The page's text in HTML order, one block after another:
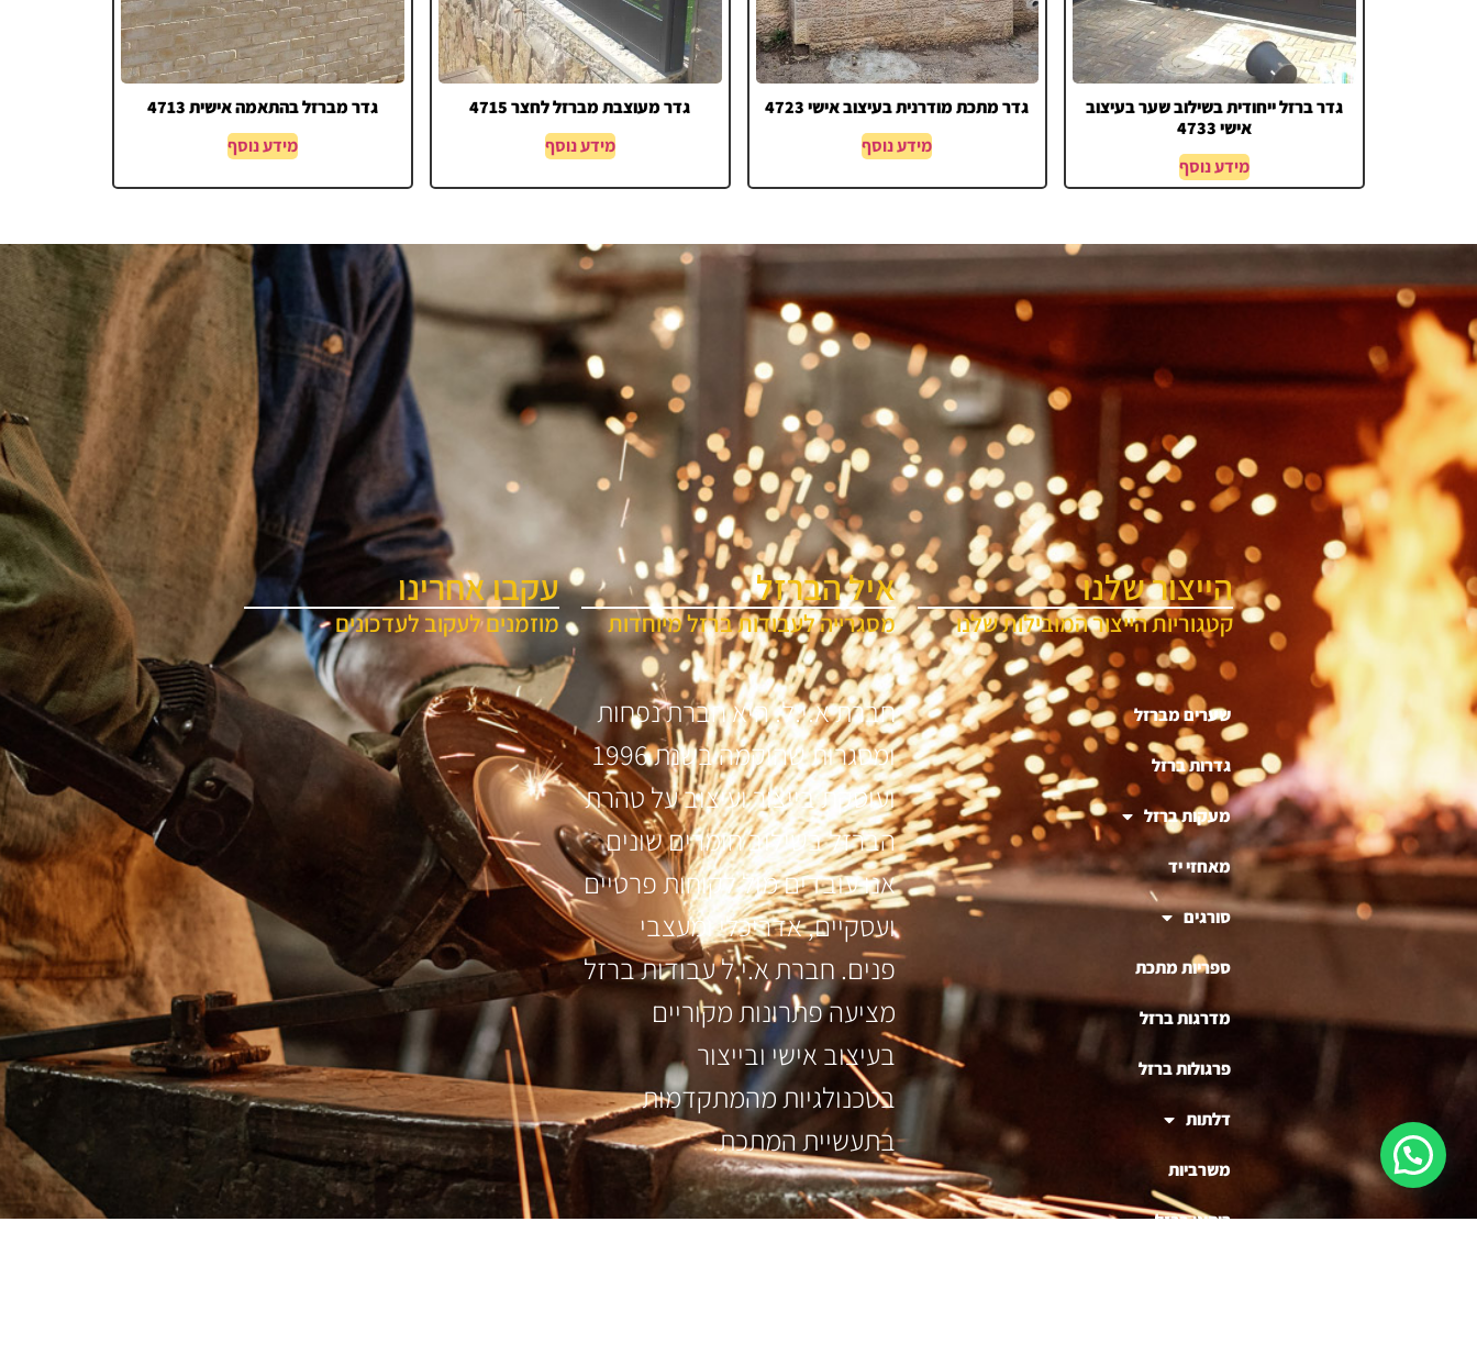
גדר ברזל ייחודית בשילוב שער בעיצוב
אישי 4733
מידע נוסף
גדר מתכת מודרנית בעיצוב אישי 4723
מידע נוסף
גדר מעוצבת מברזל לחצר 4715
מידע נוסף
גדר מברזל בהתאמה אישית 4713
מידע נוסף
הייצור שלנו
קטגוריות הייצור המובילות שלנו
שערים מברזל
גדרות ברזל
מעקות ברזל
מאחזי יד
סורגים
ספריות מתכת
מדרגות ברזל
פרגולות ברזל
דלתות
משרביות
ריהוט ברזל
איל הברזל
מסגרייה לעבודות ברזל מיוחדות
חברת א.י.ל. היא חברת נפחות
ומסגרות שהוקמה בשנת 1996
ועוסקת בייצור ועיצוב על טהרת
הברזל בשילוב חומרים שונים
אנו עובדים מול לקוחות פרטיים
ועסקיים, אדריכלי ומעצבי
פנים. חברת א.י.ל עבודות ברזל
מציעה פתרונות מקוריים
בעיצוב אישי ובייצור
בטכנולגיות מהמתקדמות
בתעשיית המתכת.
עקבו אחרינו
מוזמנים לעקוב לעדכונים